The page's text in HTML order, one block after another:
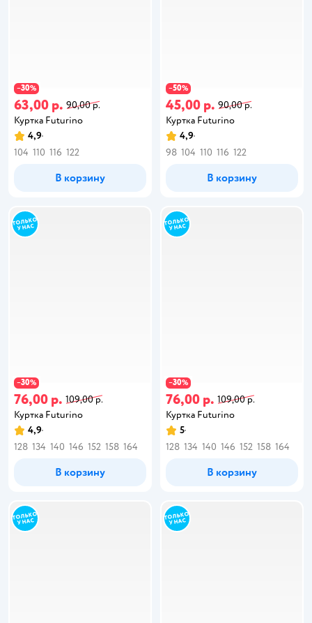
−30%
63,00 р. 90,00 р.
Куртка Futurino
4,9
104 110 116 122
В корзину
−50%
45,00 р. 90,00 р.
Куртка Futurino
4,9
98 104 110 116 122
В корзину
−30%
76,00 р. 109,00 р.
Куртка Futurino
4,9
128 134 140 146 152 158 164
В корзину
−30%
76,00 р. 109,00 р.
Куртка Futurino
5
128 134 140 146 152 158 164
В корзину